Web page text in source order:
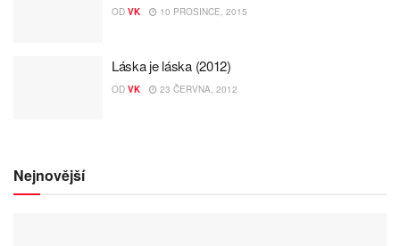
OD VK 10 PROSINCE, 2015
Láska je láska (2012)
OD VK 23 ČERVNA, 2012
Nejnovější